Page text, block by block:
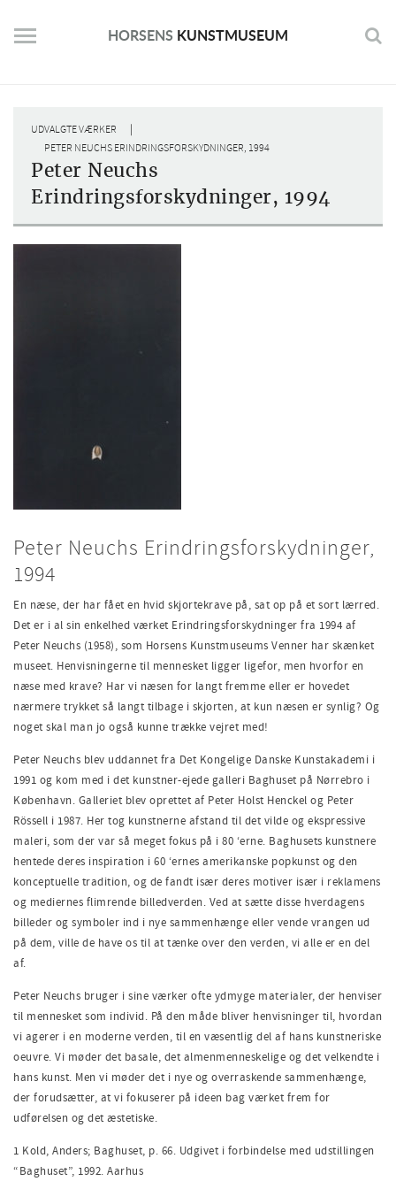
content
HORSENS KUNSTMUSEUM
UDVALGTE VÆRKER |
PETER NEUCHS ERINDRINGSFORSKYDNINGER, 1994
Peter Neuchs
Erindringsforskydninger, 1994
Peter Neuchs Erindringsforskydninger,
1994
En næse, der har fået en hvid skjortekrave på, sat op på et sort lærred.
Det er i al sin enkelhed værket Erindringsforskydninger fra 1994 af
Peter Neuchs (1958), som Horsens Kunstmuseums Venner har skænket
museet. Henvisningerne til mennesket ligger ligefor, men hvorfor en
næse med krave? Har vi næsen for langt fremme eller er hovedet
nærmere trykket så langt tilbage i skjorten, at kun næsen er synlig? Og
noget skal man jo også kunne trække vejret med!
Peter Neuchs blev uddannet fra Det Kongelige Danske Kunstakademi i
1991 og kom med i det kunstner-ejede galleri Baghuset på Nørrebro i
København. Galleriet blev oprettet af Peter Holst Henckel og Peter
Rössell i 1987. Her tog kunstnerne afstand til det vilde og ekspressive
maleri, som der var så meget fokus på i 80 ‘erne. Baghusets kunstnere
hentede deres inspiration i 60 ‘ernes amerikanske popkunst og den
konceptuelle tradition, og de fandt især deres motiver især i reklamens
og mediernes flimrende billedverden. Ved at sætte disse hverdagens
billeder og symboler ind i nye sammenhænge eller vende vrangen ud
på dem, ville de have os til at tænke over den verden, vi alle er en del
af.
Peter Neuchs bruger i sine værker ofte ydmyge materialer, der henviser
til mennesket som individ. På den måde bliver henvisninger til, hvordan
vi agerer i en moderne verden, til en væsentlig del af hans kunstneriske
oeuvre. Vi møder det basale, det almenmenneskelige og det velkendte i
hans kunst. Men vi møder det i nye og overraskende sammenhænge,
der forudsætter, at vi fokuserer på ideen bag værket frem for
udførelsen og det æstetiske.
1 Kold, Anders; Baghuset, p. 66. Udgivet i forbindelse med udstillingen
“Baghuset”, 1992. Aarhus